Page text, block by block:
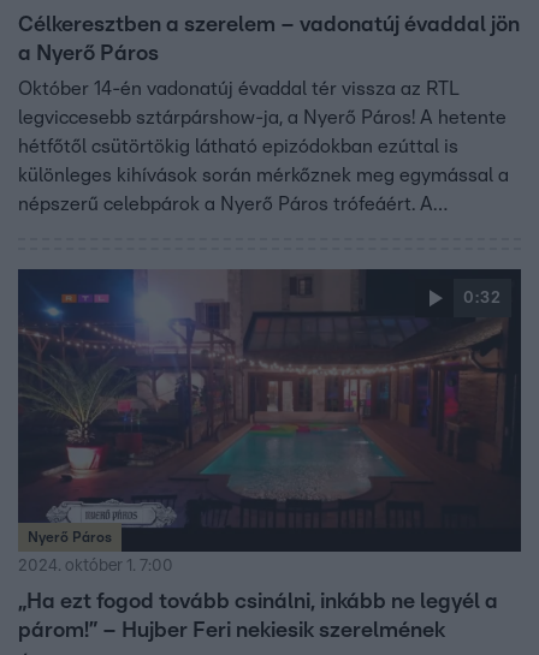
Célkeresztben a szerelem – vadonatúj évaddal jön
a Nyerő Páros
Október 14-én vadonatúj évaddal tér vissza az RTL
legviccesebb sztárpárshow-ja, a Nyerő Páros! A hetente
hétfőtől csütörtökig látható epizódokban ezúttal is
különleges kihívások során mérkőznek meg egymással a
népszerű celebpárok a Nyerő Páros trófeáért. A
drámával, feszültséggel és elképesztő feladatokkal várja
a nézőket. A vadonatúj évad számos olyan meglepetést
és váratlan fordulatot garantál, amelyre még a
megszállott Nyerő Páros rajongók sem számítanak.
0:32
Nyerő Páros
2024. október 1. 7:00
„Ha ezt fogod tovább csinálni, inkább ne legyél a
párom!” – Hujber Feri nekiesik szerelmének